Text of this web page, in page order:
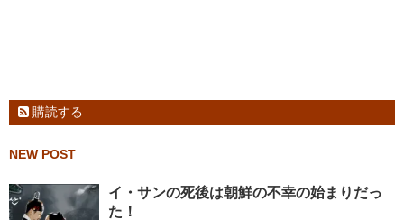
購読する
NEW POST
イ・サンの死後は朝鮮の不幸の始まりだっ
た！